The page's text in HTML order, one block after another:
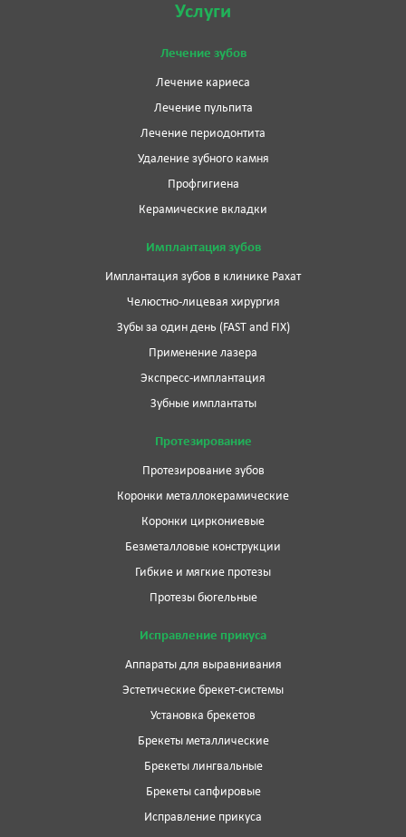
Услуги
Лечение зубов
Лечение кариеса
Лечение пульпита
Лечение периодонтита
Удаление зубного камня
Профгигиена
Керамические вкладки
Имплантация зубов
Имплантация зубов в клинике Рахат
Челюстно-лицевая хирургия
Зубы за один день (FAST and FIX)
Применение лазера
Экспресс-имплантация
Зубные имплантаты
Протезирование
Протезирование зубов
Коронки металлокерамические
Коронки циркониевые
Безметалловые конструкции
Гибкие и мягкие протезы
Протезы бюгельные
Исправление прикуса
Аппараты для выравнивания
Эстетические брекет-системы
Установка брекетов
Брекеты металлические
Брекеты лингвальные
Брекеты сапфировые
Исправление прикуса